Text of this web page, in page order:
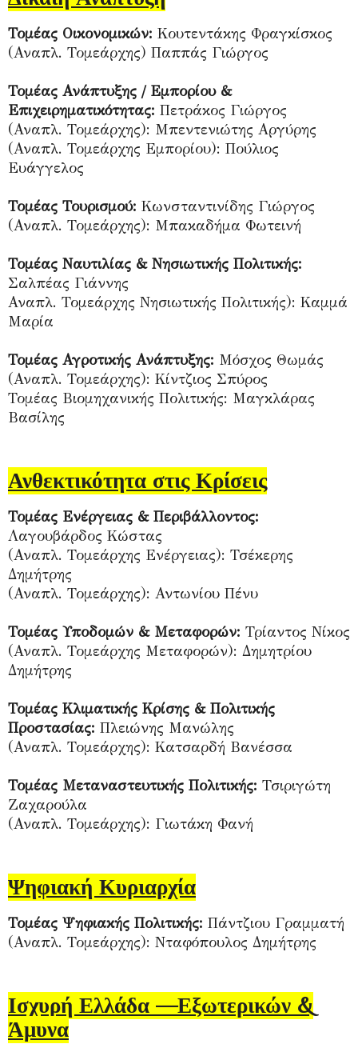
Τομέας Οικονομικών: Κουτεντάκης Φραγκίσκος
(Αναπλ. Τομεάρχης) Παππάς Γιώργος
Τομέας Ανάπτυξης / Εμπορίου &
Επιχειρηματικότητας: Πετράκος Γιώργος
(Αναπλ. Τομεάρχης): Μπεντενιώτης Αργύρης
(Αναπλ. Τομεάρχης Εμπορίου): Πούλιος
Ευάγγελος
Τομέας Τουρισμού: Κωνσταντινίδης Γιώργος
(Αναπλ. Τομεάρχης): Μπακαδήμα Φωτεινή
Τομέας Ναυτιλίας & Νησιωτικής Πολιτικής:
Σαλπέας Γιάννης
Αναπλ. Τομεάρχης Νησιωτικής Πολιτικής): Καμμά
Μαρία
Τομέας Αγροτικής Ανάπτυξης: Μόσχος Θωμάς
(Αναπλ. Τομεάρχης): Κίντζιος Σπύρος
Τομέας Βιομηχανικής Πολιτικής: Μαγκλάρας
Βασίλης
Ανθεκτικότητα στις Κρίσεις
Τομέας Ενέργειας & Περιβάλλοντος:
Λαγουβάρδος Κώστας
(Αναπλ. Τομεάρχης Ενέργειας): Τσέκερης
Δημήτρης
(Αναπλ. Τομεάρχης): Αντωνίου Πένυ
Τομέας Υποδομών & Μεταφορών: Τρίαντος Νίκος
(Αναπλ. Τομεάρχης Μεταφορών): Δημητρίου
Δημήτρης
Τομέας Κλιματικής Κρίσης & Πολιτικής
Προστασίας: Πλειώνης Μανώλης
(Αναπλ. Τομεάρχης): Κατσαρδή Βανέσσα
Τομέας Μεταναστευτικής Πολιτικής: Τσιριγώτη
Ζαχαρούλα
(Αναπλ. Τομεάρχης): Γιωτάκη Φανή
Ψηφιακή Κυριαρχία
Τομέας Ψηφιακής Πολιτικής: Πάντζιου Γραμματή
(Αναπλ. Τομεάρχης): Νταφόπουλος Δημήτρης
Ισχυρή Ελλάδα —Εξωτερικών &
Άμυνα